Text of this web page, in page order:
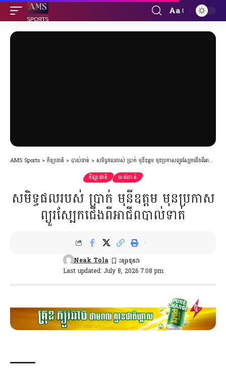
Font
Resizer
Aa
AMS Sports > កីឡាជាតិ > បាល់ទាត់ > សមិទ្ធផលរបស់ ប្រាក់ មុនីឧត្តម មុនប្រកាសព្យួរស្បែកជើងពីអាជីពបាល់ទាត់
កីឡាជាតិ បាល់ទាត់
សមិទ្ធផលរបស់ ប្រាក់ មុនីឧត្តម មុនប្រកាស
ព្យួរស្បែកជើងពីអាជីពបាល់ទាត់
Last updated: July 8, 2026 7:08 pm
Neak Tola